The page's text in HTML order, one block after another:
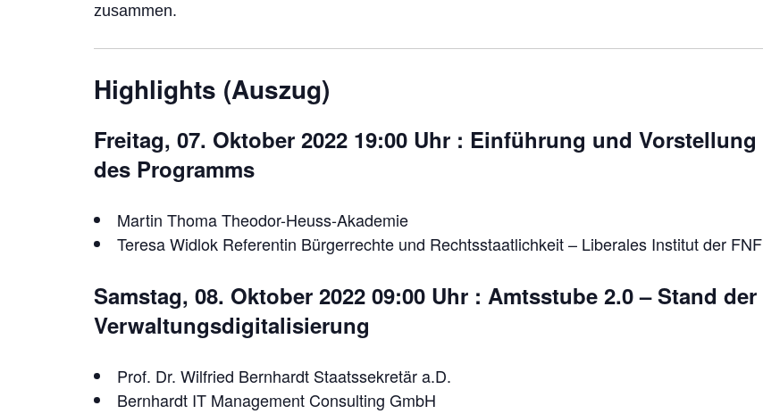
zusammen.
Highlights (Auszug)
Freitag, 07. Oktober 2022 19:00 Uhr : Einführung und Vorstellung
des Programms
Martin Thoma Theodor-Heuss-Akademie
Teresa Widlok Referentin Bürgerrechte und Rechtsstaatlichkeit – Liberales Institut der FNF
Samstag, 08. Oktober 2022 09:00 Uhr : Amtsstube 2.0 – Stand der
Verwaltungsdigitalisierung
Prof. Dr. Wilfried Bernhardt Staatssekretär a.D.
Bernhardt IT Management Consulting GmbH